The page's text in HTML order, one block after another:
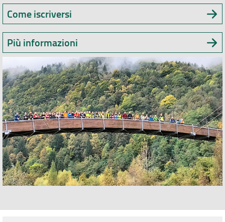
Come iscriversi
Più informazioni